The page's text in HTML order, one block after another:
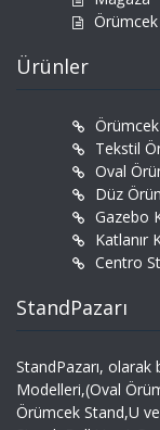
Ürünler
Tekstil
Oval
Düz
Gazebo
Katlanır
Centro
StandPazarı
StandPazarı,
Modelleri,(Oval
Örümcek Stand,U